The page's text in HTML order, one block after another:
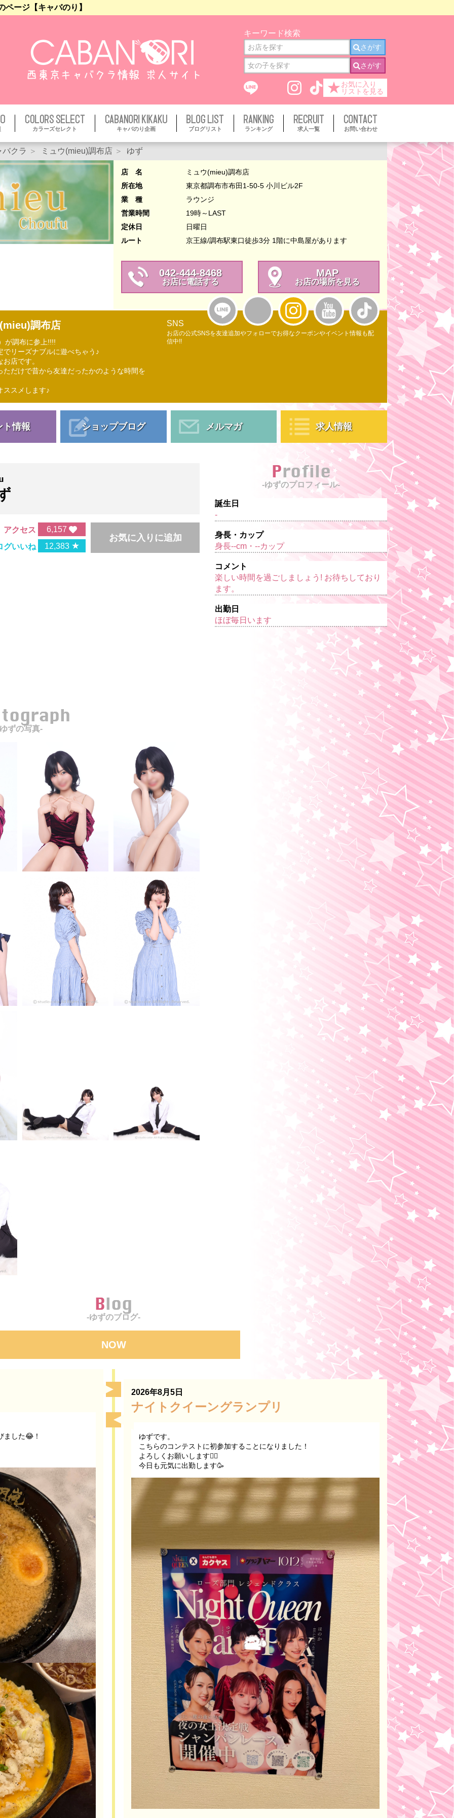
ージ【キャバのり】
キーワード検索
さがす
さがす
★お気に入り
リストを見る
カラーズセレクト キャバのり企画 ブログリスト ランキング 求人一覧 お問い合わせ
バクラ ミュウ(mieu)調布店 ゆず
店 名
ミュウ(mieu)調布店
所在地
東京都調布市布田1-50-5 小川ビル2F
業 種
ラウンジ
営業時間
19時～LAST
定休日
日曜日
ルート
京王線/調布駅東口徒歩3分 1階に中島屋があります
042-444-8468
お店に電話する
MAP
お店の場所を見る
調布店
が調布に参上!!!!
リーズナブルに遊べちゃう♪
店です。
だけで昔から友達だったかのような時間を
ススメします♪
SNS
お店の公式SNSを友達追加やフォローでお得なクーポンやイベント情報も配
信中!!
ト情報 ショップブログ メルマガ 求人情報
アクセス 6,157
グいいね 12,383 ★
お気に入りに追加
ずの写真-
Profile
-ゆずのプロフィール-
誕生日
-
身長・カップ
身長--cm・--カップ
コメント
楽しい時間を過ごしましょう! お待ちしており
ます。
出勤日
ほぼ毎日います
Blog
-ゆずのブログ-
NOW
ました😂！
2026年8月5日
ナイトクイーングランプリ
ゆずです。
こちらのコンテストに初参加することになりました！
よろしくお願いします🙇‍♀️
今日も元気に出勤します🥳